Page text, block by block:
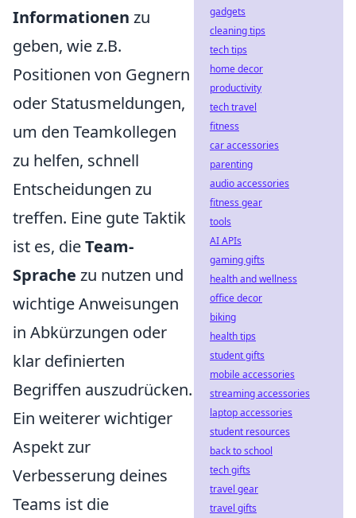
Informationen zu
geben, wie z.B.
Positionen von Gegnern
oder Statusmeldungen,
um den Teamkollegen
zu helfen, schnell
Entscheidungen zu
treffen. Eine gute Taktik
ist es, dieTeam-
Sprache zu nutzen und
wichtige Anweisungen
in Abkürzungen oder
klar definierten
Begriffen auszudrücken.
Ein weiterer wichtiger
Aspekt zur
Verbesserung deines
Teams ist die
gadgets
cleaning tips
tech tips
home decor
productivity
tech travel
fitness
car accessories
parenting
audio accessories
fitness gear
tools
AI APIs
gaming gifts
health and wellness
office decor
biking
health tips
student gifts
mobile accessories
streaming accessories
laptop accessories
student resources
back to school
tech gifts
travel gear
travel gifts